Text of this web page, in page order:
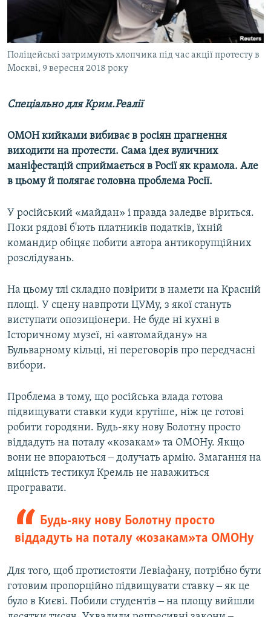
СВІДЧЕННЯ ОКУПАЦІЇ
УКРАЇНСЬКА ПРОБЛЕМА КРИМУ
Qırımtatar
Усі сайти RFE/RL
Поліцейські затримують хлопчика під час акції протесту в
Москві, 9 вересня 2018 року
Спеціально для Крим.Реалії
ОМОН кийками вибиває в росіян прагнення
виходити на протести. Сама ідея вуличних
маніфестацій сприймається в Росії як крамола. Але
в цьому й полягає головна проблема Росії.
У російський «майдан» і правда заледве віриться.
Поки рядові б'ють платників податків, їхній
командир обіцяє побити автора антикорупційних
розслідувань.
На цьому тлі складно повірити в намети на Красній
площі. У сцену навпроти ЦУМу, з якої стануть
виступати опозиціонери. Не буде ні кухні в
Історичному музеї, ні «автомайдану» на
Бульварному кільці, ні переговорів про передчасні
вибори.
Проблема в тому, що російська влада готова
підвищувати ставки куди крутіше, ніж це готові
робити городяни. Будь-яку нову Болотну просто
віддадуть на поталу «козакам» та ОМОНу. Якщо
вони не впораються ‒ долучать армію. Змагання на
міцність тестикул Кремль не наважиться
програвати.
Будь-яку нову Болотну просто
віддадуть на поталу «козакам» та ОМОНу
Для того, щоб протистояти Левіафану, потрібно бути
готовим пропорційно підвищувати ставку ‒ як це
було в Києві. Побили студентів ‒ на площу вийшли